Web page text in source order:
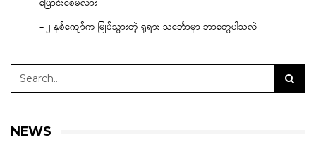
ပြောင်းစေမလား
– ၂ နှစ်ကျော်က မြုပ်သွားတဲ့ ရုရှား သင်္ဘောမှာ ဘာတွေပါသလဲ
NEWS